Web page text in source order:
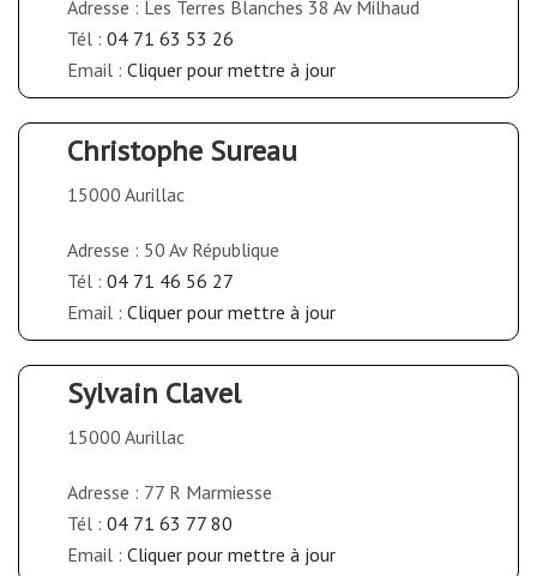
Adresse : Les Terres Blanches 38 Av Milhaud
Tél : 04 71 63 53 26
Email : Cliquer pour mettre à jour
Christophe Sureau
15000 Aurillac
Adresse : 50 Av République
Tél : 04 71 46 56 27
Email : Cliquer pour mettre à jour
Sylvain Clavel
15000 Aurillac
Adresse : 77 R Marmiesse
Tél : 04 71 63 77 80
Email : Cliquer pour mettre à jour